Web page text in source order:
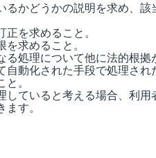
かどうかの説明を求め、
を求めること。
求めること。
処理について他に法的根拠
動化された手段で処理され
。
ていると考える場合、利用
す。